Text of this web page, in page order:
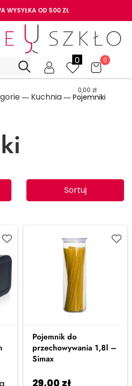
WYSYŁKA OD 500 ZŁ
0 0
0,00 zł
― Kuchnia ― Pojemniki
Sortuj
Pojemnik do
przechowywania 1,8l –
Simax
29,00 zł